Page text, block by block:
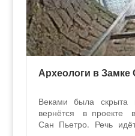
Археологи в Замке
Веками была скрыта
вернётся в проекте
Сан Пьетро. Речь